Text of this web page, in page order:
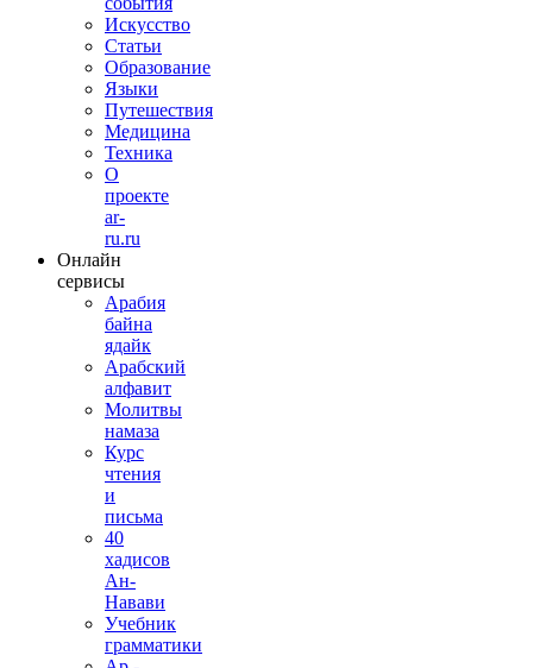
Искусство
Статьи
Образование
Языки
Путешествия
Медицина
Техника
О
проекте
ar-
ru.ru
Онлайн
сервисы
Арабия
байна
ядайк
Арабский
алфавит
Молитвы
намаза
Курс
чтения
и
письма
40
хадисов
Ан-
Навави
Учебник
грамматики